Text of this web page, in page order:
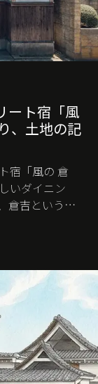
ート宿「風
、土地の記
宿「風の 倉
いダイニン
倉吉というま